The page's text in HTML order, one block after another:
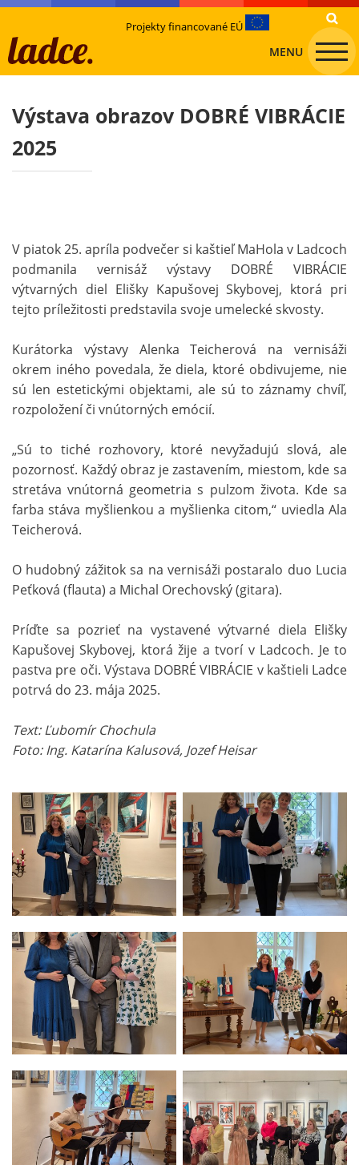
Projekty financované EÚ
MENU
Výstava obrazov DOBRÉ VIBRÁCIE
2025
V piatok 25. apríla podvečer si kaštieľ MaHola v Ladcoch
podmanila vernisáž výstavy DOBRÉ VIBRÁCIE
výtvarných diel Elišky Kapušovej Skybovej, ktorá pri
tejto príležitosti predstavila svoje umelecké skvosty.
Kurátorka výstavy Alenka Teicherová na vernisáži
okrem iného povedala, že diela, ktoré obdivujeme, nie
sú len estetickými objektami, ale sú to záznamy chvíľ,
rozpoložení či vnútorných emócií.
„Sú to tiché rozhovory, ktoré nevyžadujú slová, ale
pozornosť. Každý obraz je zastavením, miestom, kde sa
stretáva vnútorná geometria s pulzom života. Kde sa
farba stáva myšlienkou a myšlienka citom,“ uviedla Ala
Teicherová.
O hudobný zážitok sa na vernisáži postaralo duo Lucia
Peťková (flauta) a Michal Orechovský (gitara).
Príďte sa pozrieť na vystavené výtvarné diela Elišky
Kapušovej Skybovej, ktorá žije a tvorí v Ladcoch. Je to
pastva pre oči. Výstava DOBRÉ VIBRÁCIE v kaštieli Ladce
potrvá do 23. mája 2025.
Text: Ľubomír Chochula
Foto: Ing. Katarína Kalusová, Jozef Heisar